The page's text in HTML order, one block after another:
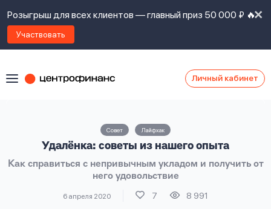
Розыгрыш для всех клиентов — главный приз 50 000 ₽ 🔥
Участвовать
Личный кабинет
Совет Лайфхак
Удалёнка: советы из нашего опыта
Как справиться с непривычным укладом и получить от
него удовольствие
6 апреля 2020 7 8 991
контакты
с
политикой